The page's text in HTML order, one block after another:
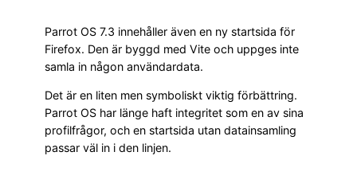
Parrot OS 7.3 innehåller även en ny startsida för
Firefox. Den är byggd med Vite och uppges inte
samla in någon användardata.
Det är en liten men symboliskt viktig förbättring.
Parrot OS har länge haft integritet som en av sina
profilfrågor, och en startsida utan datainsamling
passar väl in i den linjen.